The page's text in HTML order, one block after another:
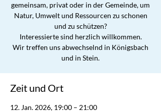
gemeinsam, privat oder in der Gemeinde, um
Natur, Umwelt und Ressourcen zu schonen
und zu schützen?
Interessierte sind herzlich willkommen.
Wir treffen uns abwechselnd in Königsbach
und in Stein.
Zeit und Ort
12. Jan. 2026, 19:00 – 21:00